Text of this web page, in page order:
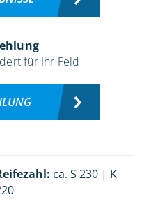
für Ihr Feld
ca. S 230 | K